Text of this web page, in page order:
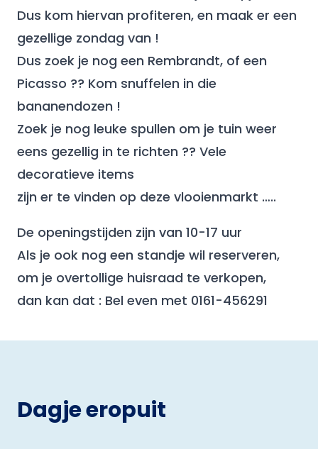
Dus kom hiervan profiteren, en maak er een
gezellige zondag van !
Dus zoek je nog een Rembrandt, of een
Picasso ?? Kom snuffelen in die
bananendozen !
Zoek je nog leuke spullen om je tuin weer
eens gezellig in te richten ?? Vele
decoratieve items
zijn er te vinden op deze vlooienmarkt …..
De openingstijden zijn van 10-17 uur
Als je ook nog een standje wil reserveren,
om je overtollige huisraad te verkopen,
dan kan dat : Bel even met 0161-456291
Dagje eropuit